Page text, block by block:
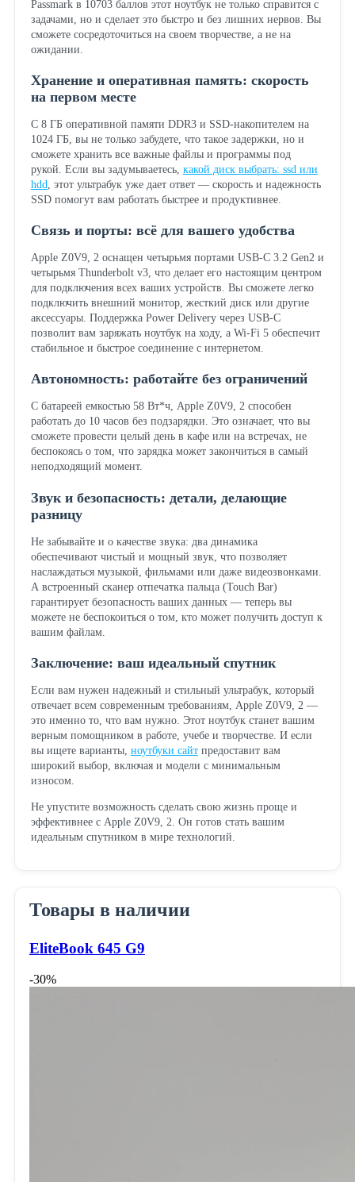
Passmark в 10703 баллов этот ноутбук не только справится с
задачами, но и сделает это быстро и без лишних нервов. Вы
сможете сосредоточиться на своем творчестве, а не на
ожидании.
Хранение и оперативная память: скорость
на первом месте
С 8 ГБ оперативной памяти DDR3 и SSD-накопителем на
1024 ГБ, вы не только забудете, что такое задержки, но и
сможете хранить все важные файлы и программы под
рукой. Если вы задумываетесь, какой диск выбрать: ssd или
hdd
, этот ультрабук уже дает ответ — скорость и надежность
SSD помогут вам работать быстрее и продуктивнее.
Связь и порты: всё для вашего удобства
Apple Z0V9, 2 оснащен четырьмя портами USB-C 3.2 Gen2 и
четырьмя Thunderbolt v3, что делает его настоящим центром
для подключения всех ваших устройств. Вы сможете легко
подключить внешний монитор, жесткий диск или другие
аксессуары. Поддержка Power Delivery через USB-C
позволит вам заряжать ноутбук на ходу, а Wi-Fi 5 обеспечит
стабильное и быстрое соединение с интернетом.
Автономность: работайте без ограничений
С батареей емкостью 58 Вт*ч, Apple Z0V9, 2 способен
работать до 10 часов без подзарядки. Это означает, что вы
сможете провести целый день в кафе или на встречах, не
беспокоясь о том, что зарядка может закончиться в самый
неподходящий момент.
Звук и безопасность: детали, делающие
разницу
Не забывайте и о качестве звука: два динамика
обеспечивают чистый и мощный звук, что позволяет
наслаждаться музыкой, фильмами или даже видеозвонками.
А встроенный сканер отпечатка пальца (Touch Bar)
гарантирует безопасность ваших данных — теперь вы
можете не беспокоиться о том, кто может получить доступ к
вашим файлам.
Заключение: ваш идеальный спутник
Если вам нужен надежный и стильный ультрабук, который
отвечает всем современным требованиям, Apple Z0V9, 2 —
это именно то, что вам нужно. Этот ноутбук станет вашим
верным помощником в работе, учебе и творчестве. И если
вы ищете варианты, ноутбуки сайтпредоставит вам
широкий выбор, включая и модели с минимальным
износом.
Не упустите возможность сделать свою жизнь проще и
эффективнее с Apple Z0V9, 2. Он готов стать вашим
идеальным спутником в мире технологий.
Товары в наличии
EliteBook 645 G9
-30%